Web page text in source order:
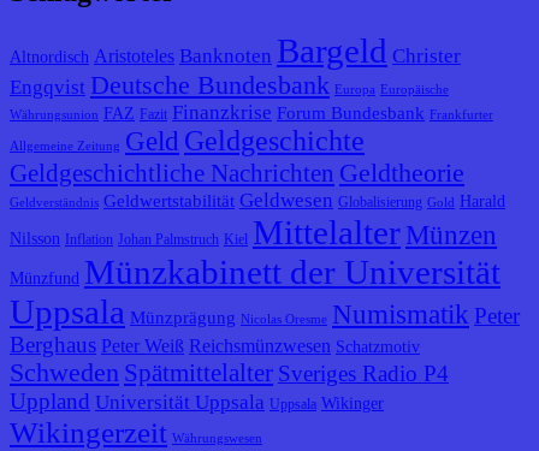
Altnordisch Aristoteles Banknoten Bargeld Christer
Engqvist Deutsche Bundesbank Europa
Europäische
Währungsunion
FAZ Fazit Finanzkrise Forum Bundesbank Frankfurter
Allgemeine Zeitung Geld Geldgeschichte
Geldgeschichtliche Nachrichten Geldtheorie
Geldverständnis Geldwertstabilität Geldwesen Globalisierung Gold Harald
Nilsson Inflation Johan Palmstruch Kiel Mittelalter Münzen
Münzfund Münzkabinett der Universität
Uppsala Münzprägung Nicolas Oresme Numismatik Peter
Berghaus Peter Weiß Reichsmünzwesen Schatzmotiv
Schweden Spätmittelalter Sveriges Radio P4
Uppland Universität Uppsala Uppsala Wikinger
Wikingerzeit Währungswesen